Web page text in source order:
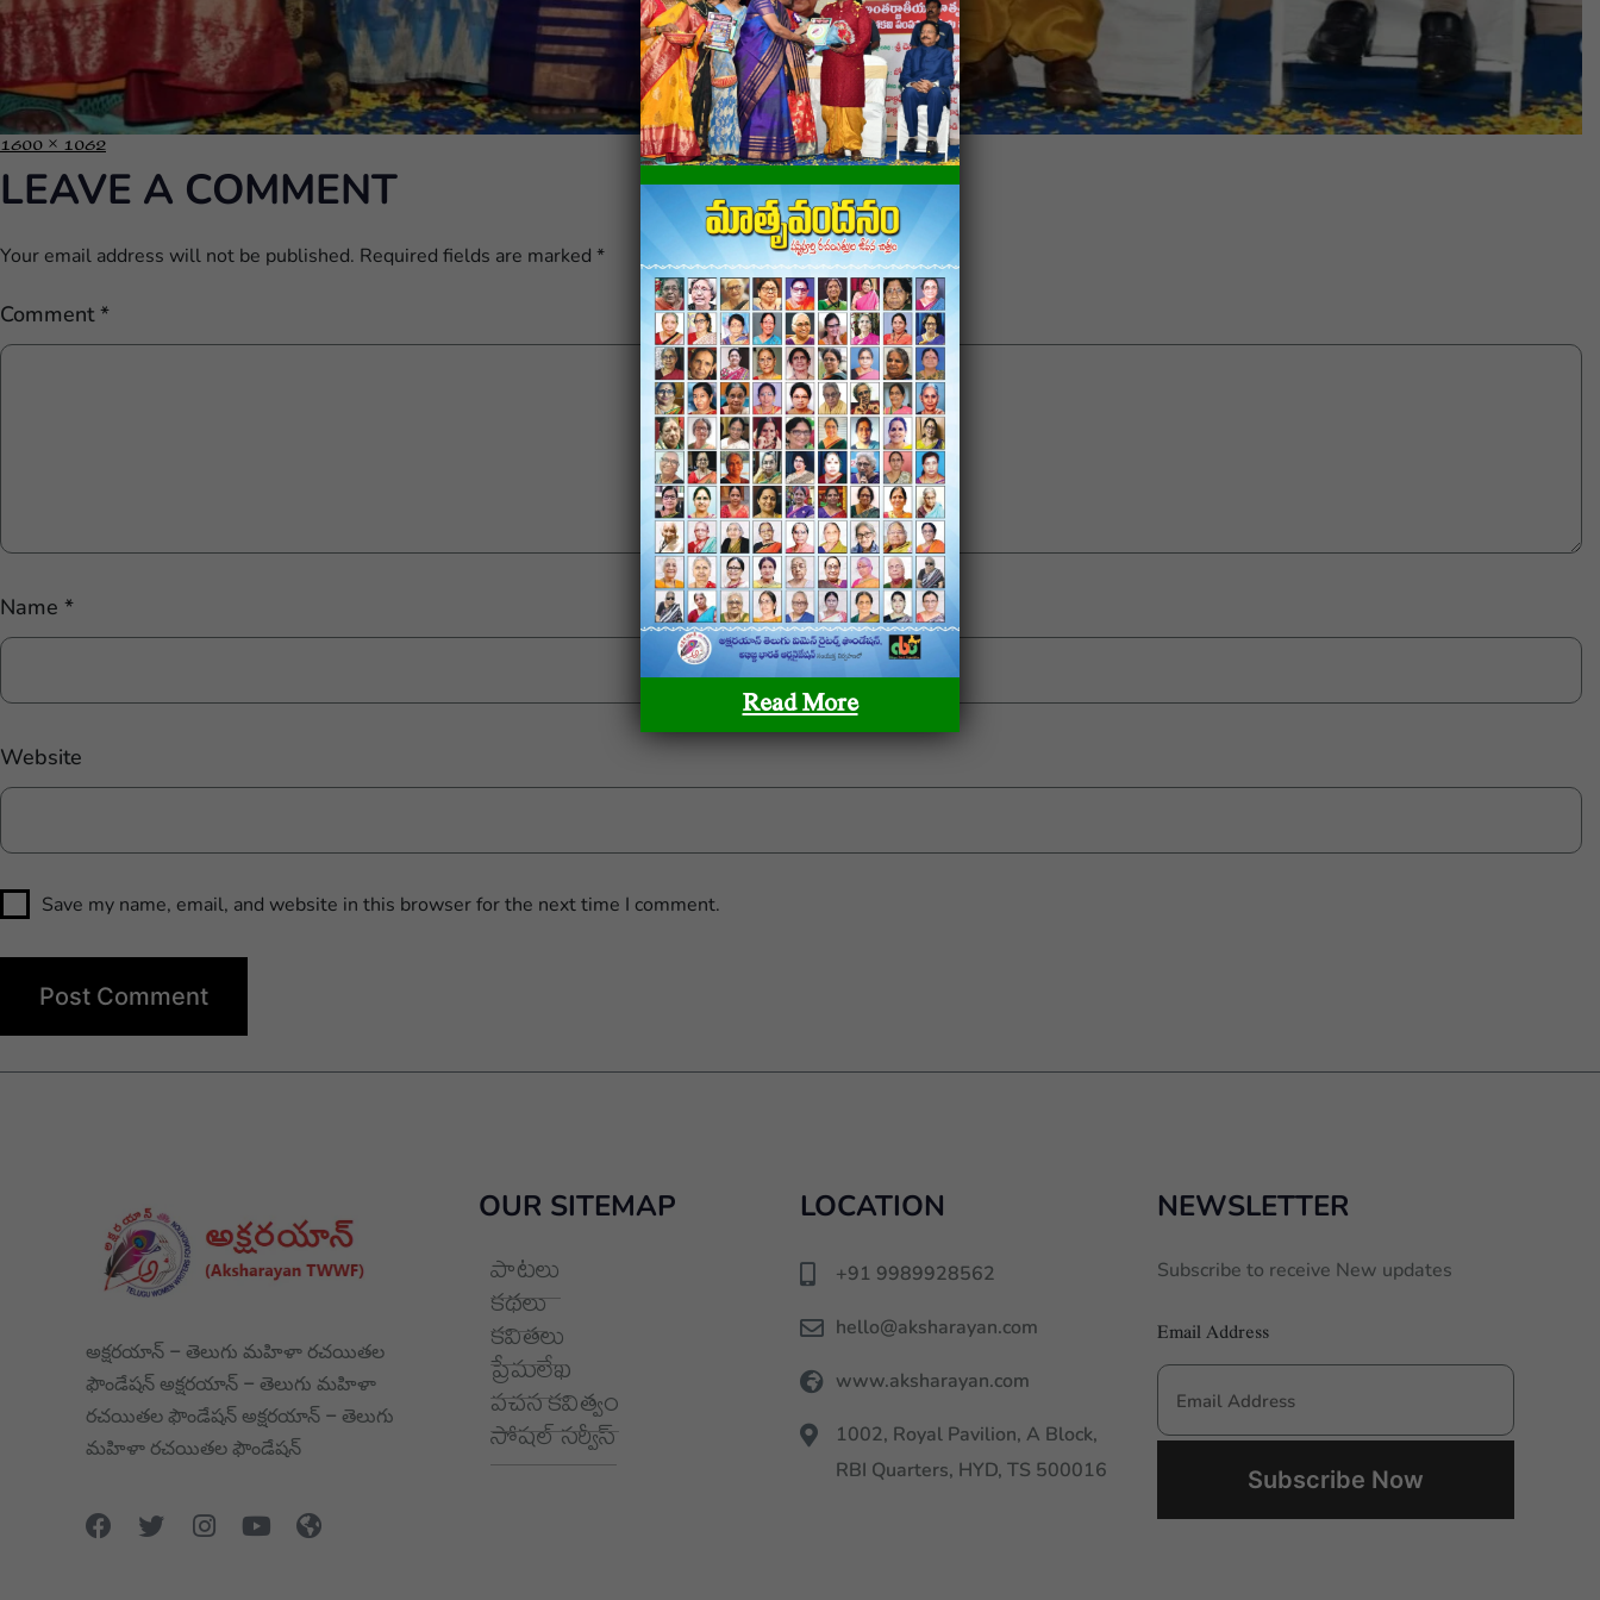
1600 × 1062
LEAVE A COMMENT
Your email address will not be published. Required fields are marked *
Comment*
Name * Email*
Website
Save my name, email, and website in this browser for the next time I comment.
అక్షరయాన్ – తెలుగు మహిళా రచయితల
ఫౌండేషన్ అక్షరయాన్ – తెలుగు మహిళా
రచయితల ఫౌండేషన్ అక్షరయాన్ – తెలుగు
మహిళా రచయితల ఫౌండేషన్
OUR SITEMAP
పాటలు
కథలు
కవితలు
ప్రేమలేఖ
వచన కవిత్వం
సోషల్ సర్వీస్
LOCATION
+91 9989928562
hello@aksharayan.com
www.aksharayan.com
1002, Royal Pavilion, A Block,
RBI Quarters, HYD, TS 500016
NEWSLETTER
Subscribe to receive New updates
Email Address
Read More